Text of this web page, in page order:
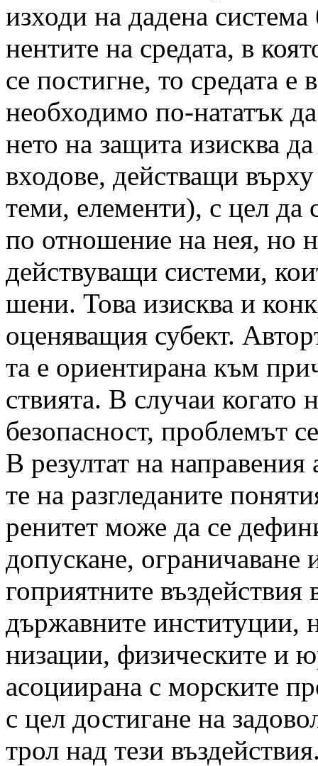
изходи на дадена
нентите на средата, в
се постигне, то средата е
необходимо по-нататък
нето на защита изисква
входове, действащи
теми, елементи), с цел да
по отношение на нея, но
действуващи системи,
шени. Това изисква и
оценяващия субект.
та е ориентирана към
ствията. В случаи когато
безопасност, проблемът
В резултат на
те на разгледаните
ренитет може да се
допускане, ограничаване
гоприятните въздействия
държавните институции,
низации, физическите и
асоциирана с морските
с цел достигане на
трол над тези